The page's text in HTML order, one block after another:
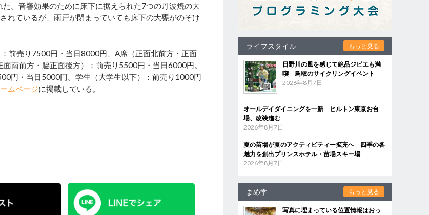
。音響効果のために床下に据えられた7つの丹波焼の大
れているが、雨戸が閉まっていても床下の大甕がのぞけ
前売り7500円・当日8000円、A席（正面北前方・正面
南前方・脇正面後方）：前売り5500円・当日6000円。
円・当日5000円。学生（大学生以下）：前売り1000円
ムページに掲載している。
ライフスタイル もっと見る
日野川の風を感じて絶品ジビエも満
喫 鳥取のサイクリングイベント
2026年8月7日
オールデイダイニングを一新 ヒルトン東京お台
場、改装進む
2026年8月7日
夏の苗場が夏のアクティビティー拡充へ 四季の各
魅力を創出プリンスホテル・苗場スキー場
2026年8月7日
まめ学 もっと見る
写真に埋まっている位置情報はおっ